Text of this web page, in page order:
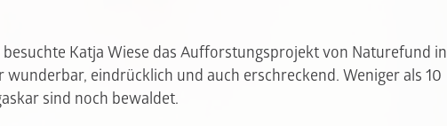
besuchte Katja Wiese das Aufforstungsprojekt von Naturefund in
wunderbar, eindrücklich und auch erschreckend. Weniger als 10
sind noch bewaldet.